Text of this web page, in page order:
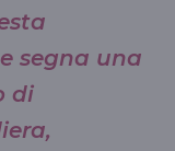
segna una
di